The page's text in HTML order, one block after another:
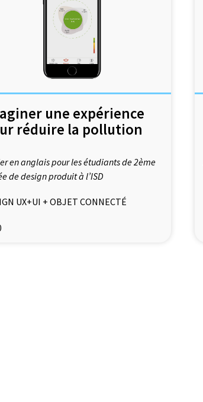
une expérience
réduire la pollution
en anglais pour les étudiants de 2ème
de design produit à l’ISD
UX+UI + OBJET CONNECTÉ